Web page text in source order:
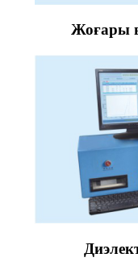
Жоғары